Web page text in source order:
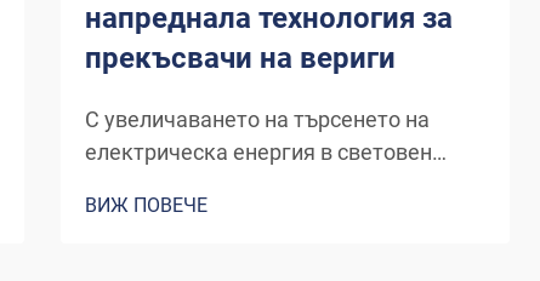
напреднала технология за
прекъсвачи на вериги
С увеличаването на търсенето на
електрическа енергия в световен
електричеството е от съществено
ВИЖ ПОВЕЧЕ